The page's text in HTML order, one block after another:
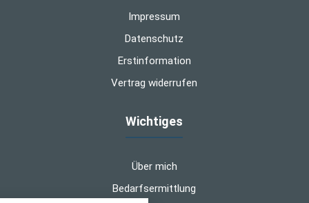
Impressum
Datenschutz
Erstinformation
Vertrag widerrufen
Wichtiges
Über mich
Bedarfsermittlung